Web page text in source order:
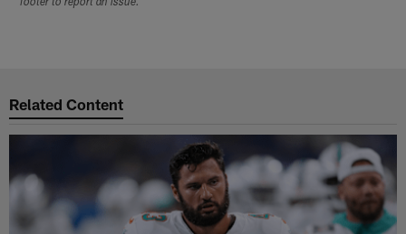
footer to report an issue.
Related Content